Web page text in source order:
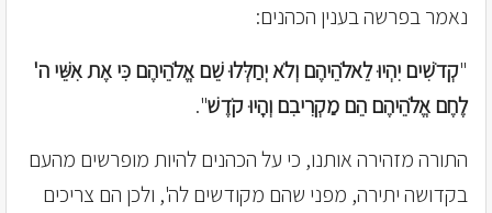
נאמר בפרשה בענין הכהנים:
"קְדֹשִׁים יִהְיוּ לֵאלֹהֵיהֶם וְלֹא יְחַלְּלוּ שֵׁם אֱלֹהֵיהֶם כִּי אֶת אִשֵּׁי ה'
לֶחֶם אֱלֹהֵיהֶם הֵם מַקְרִיבִם וְהָיוּ קֹדֶשׁ".
התורה מזהירה אותנו, כי על הכהנים להיות מופרשים מהעם
בקדושה יתירה, מפני שהם מקודשים לה', ולכן הם צריכים